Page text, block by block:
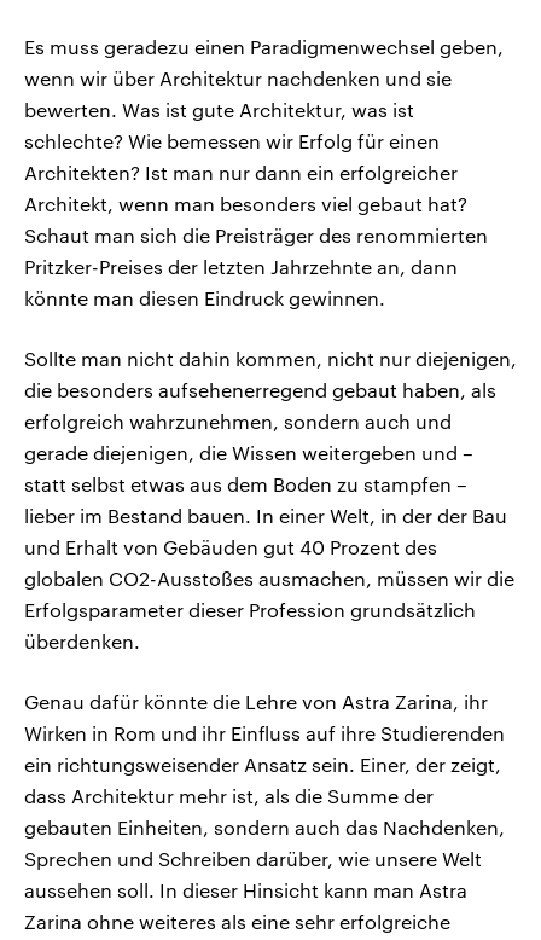
Es muss geradezu einen Paradigmenwechsel geben,
wenn wir über Architektur nachdenken und sie
bewerten. Was ist gute Architektur, was ist
schlechte? Wie bemessen wir Erfolg für einen
Architekten? Ist man nur dann ein erfolgreicher
Architekt, wenn man besonders viel gebaut hat?
Schaut man sich die Preisträger des renommierten
Pritzker-Preises der letzten Jahrzehnte an, dann
könnte man diesen Eindruck gewinnen.
Sollte man nicht dahin kommen, nicht nur diejenigen,
die besonders aufsehenerregend gebaut haben, als
erfolgreich wahrzunehmen, sondern auch und
gerade diejenigen, die Wissen weitergeben und –
statt selbst etwas aus dem Boden zu stampfen –
lieber im Bestand bauen. In einer Welt, in der der Bau
und Erhalt von Gebäuden gut 40 Prozent des
globalen CO2-Ausstoßes ausmachen, müssen wir die
Erfolgsparameter dieser Profession grundsätzlich
überdenken.
Genau dafür könnte die Lehre von Astra Zarina, ihr
Wirken in Rom und ihr Einfluss auf ihre Studierenden
ein richtungsweisender Ansatz sein. Einer, der zeigt,
dass Architektur mehr ist, als die Summe der
gebauten Einheiten, sondern auch das Nachdenken,
Sprechen und Schreiben darüber, wie unsere Welt
aussehen soll. In dieser Hinsicht kann man Astra
Zarina ohne weiteres als eine sehr erfolgreiche